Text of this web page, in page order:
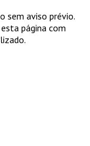
sem aviso prévio.
página com